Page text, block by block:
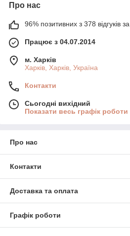
Про нас
96% позитивних з 378 відгуків за
Працює з 04.07.2014
м. Харків
Харків, Харків, Україна
Контакти
Сьогодні вихідний
Показати весь графік роботи
Про нас
Контакти
Доставка та оплата
Графік роботи